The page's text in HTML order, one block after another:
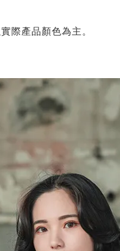
際產品顏色為主。